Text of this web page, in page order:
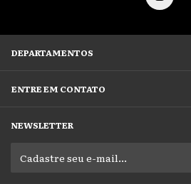
DEPARTAMENTOS
ENTRE EM CONTATO
NEWSLETTER